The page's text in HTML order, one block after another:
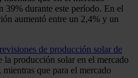
39% durante este período. En el
aumentó entre un 2,4% y un
de producción solar de
la producción solar en el mercado
que para el mercado